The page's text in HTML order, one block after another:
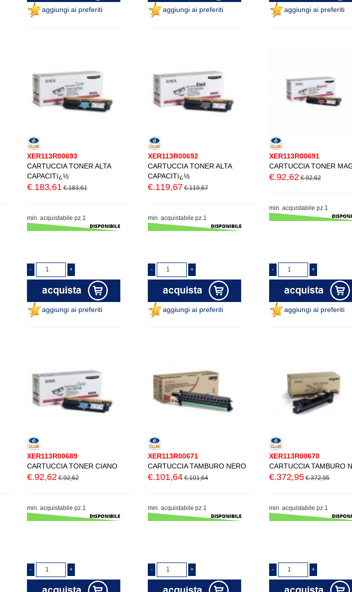
aggiungi ai preferiti aggiungi ai preferiti aggiungi ai preferiti
XER113R00693
CARTUCCIA TONER ALTA
CAPACITï¿½
€.183,61 €.183,61
min. acquistabile pz.1
aggiungi ai preferiti
XER113R00692
CARTUCCIA TONER ALTA
CAPACITï¿½
€.119,67 €.119,67
min. acquistabile pz.1
aggiungi ai preferiti
XER113R00691
CARTUCCIA TONER
€.92,62 €.92,62
min. acquistabile pz.1
aggiungi ai preferiti
XER113R00689
CARTUCCIA TONER CIANO
€.92,62 €.92,62
min. acquistabile pz.1
XER113R00671
CARTUCCIA TAMBURO NERO
€.101,64 €.101,64
min. acquistabile pz.1
XER113R00670
CARTUCCIA TAMBURO
€.372,95 €.372,95
min. acquistabile pz.1